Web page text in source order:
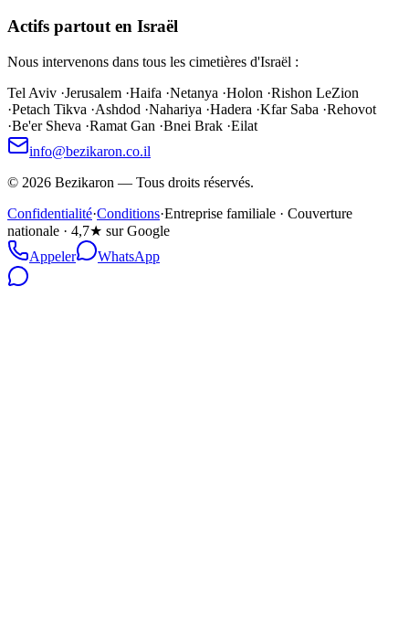
Actifs partout en Israël
Nous intervenons dans tous les cimetières d'Israël :
Tel Aviv ·Jerusalem ·Haifa ·Netanya ·Holon ·Rishon LeZion
·Petach Tikva ·Ashdod ·Nahariya ·Hadera ·Kfar Saba ·Rehovot
·Be'er Sheva ·Ramat Gan ·Bnei Brak ·Eilat
info@bezikaron.co.il
© 2026 Bezikaron — Tous droits réservés.
Confidentialité·Conditions·Entreprise familiale · Couverture
nationale · 4,7★ sur Google
Appeler
WhatsApp